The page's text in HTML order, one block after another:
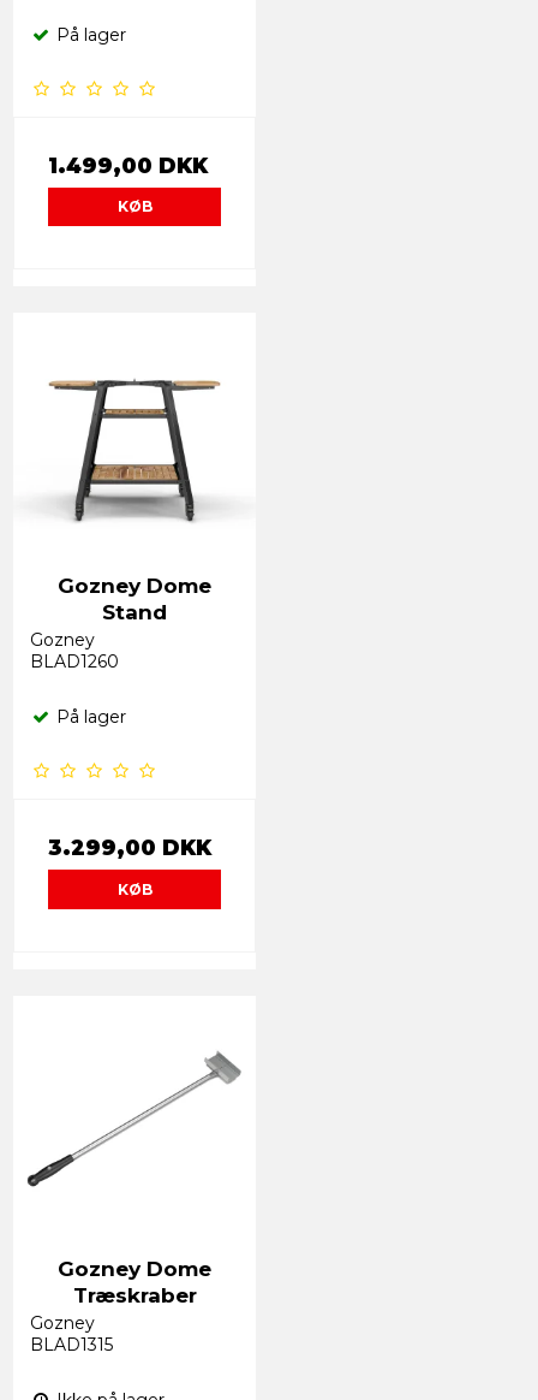
På lager
1.499,00 DKK
KØB
Gozney Dome
Stand
Gozney
BLAD1260
På lager
3.299,00 DKK
KØB
Gozney Dome
Træskraber
Gozney
BLAD1315